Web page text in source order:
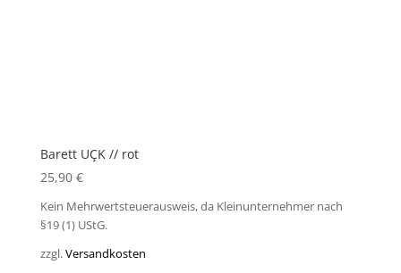
Barett UÇK // rot
25,90 €
Kein Mehrwertsteuerausweis, da Kleinunternehmer nach
§19 (1) UStG.
zzgl.Versandkosten